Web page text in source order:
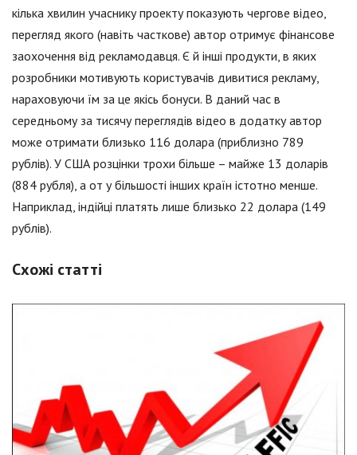
кілька хвилин учаснику проекту показують чергове відео,
перегляд якого (навіть часткове) автор отримує фінансове
заохочення від рекламодавця. Є й інші продукти, в яких
розробники мотивують користувачів дивитися рекламу,
нараховуючи їм за це якісь бонуси. В даний час в
середньому за тисячу переглядів відео в додатку автор
може отримати близько 116 долара (приблизно 789
рублів). У США розцінки трохи більше – майже 13 доларів
(884 рубля), а от у більшості інших країн істотно менше.
Наприклад, індійці платять лише близько 22 долара (149
рублів).
Схожі статті